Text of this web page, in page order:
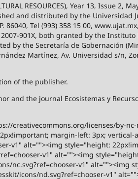
RESOURCES), Year 13, Issue 2,
and distributed by the Universidad
Tel (993) 358 15 00,
901X, both granted by the
by the Secretaría de Gobernación
Martínez, Av. Universidad s/n,
of the publisher.
the journal Ecosistemas y
creativecommons.org/licenses/by-
margin-left: 3px;
v1" alt=""><img style="height:
v1" alt=""><img
nc.svg?ref=chooser-v1" alt=""><img
icons/nd.svg?ref=chooser-v1"